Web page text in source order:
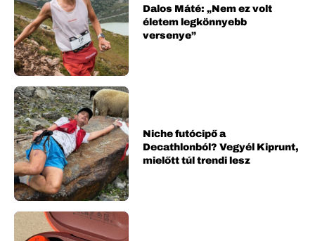
Dalos Máté: „Nem ez volt
életem legkönnyebb
versenye”
Niche futócipő a
Decathlonból? Vegyél Kiprunt,
mielőtt túl trendi lesz